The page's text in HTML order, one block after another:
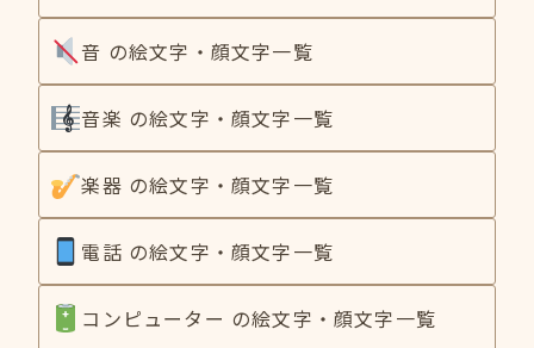
音 の絵文字・顔文字一覧
音楽 の絵文字・顔文字一覧
楽器 の絵文字・顔文字一覧
電話 の絵文字・顔文字一覧
コンピューター の絵文字・顔文字一覧